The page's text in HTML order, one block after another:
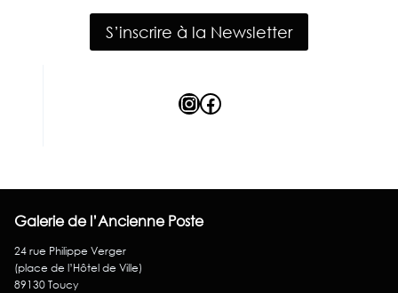
S’inscrire à la Newsletter
Instagram
Facebook
Galerie de l’Ancienne Poste
24 rue Philippe Verger
(place de l’Hôtel de Ville)
89130 Toucy